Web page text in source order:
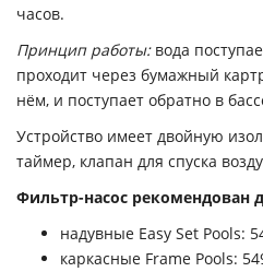
часов.
Принцип работы:вода
проходит через бумажный
нём, и поступает обратно в
Устройство имеет двойную
таймер, клапан для спуска
Фильтр-насос рекомендован
надувные Easy Set Pools:
каркасные Frame Pools: